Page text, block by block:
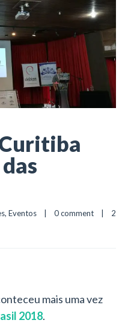
, Eventos 0 comment
2
mais uma vez
2018.